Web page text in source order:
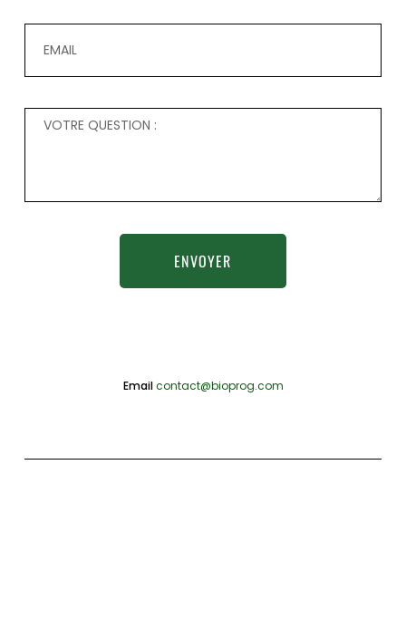
ENVOYER
Emailcontact@bioprog.com